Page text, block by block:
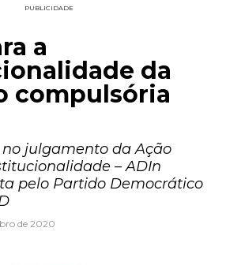
PUBLICIDADE
a
da
compulsória
julgamento da Ação
– ADIn
pelo Partido Democrático
de 2020